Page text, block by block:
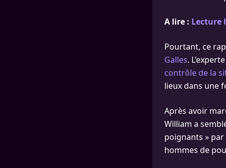
A lire : Lecture
Pourtant, ce
Galles.
contrôle de la
lieux dans une
Après avoir
William a
poignants »
hommes de